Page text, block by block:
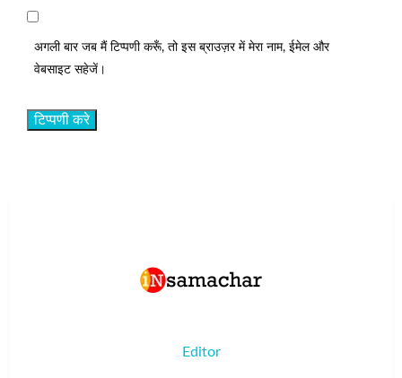
अगली बार जब मैं टिप्पणी करूँ, तो इस ब्राउज़र में मेरा नाम, ईमेल और
वेबसाइट सहेजें।
Editor